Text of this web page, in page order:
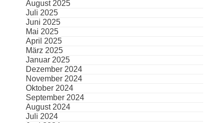
August 2025
Juli 2025
Juni 2025
Mai 2025
April 2025
März 2025
Januar 2025
Dezember 2024
November 2024
Oktober 2024
September 2024
August 2024
Juli 2024